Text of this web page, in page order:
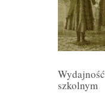
szkolnym